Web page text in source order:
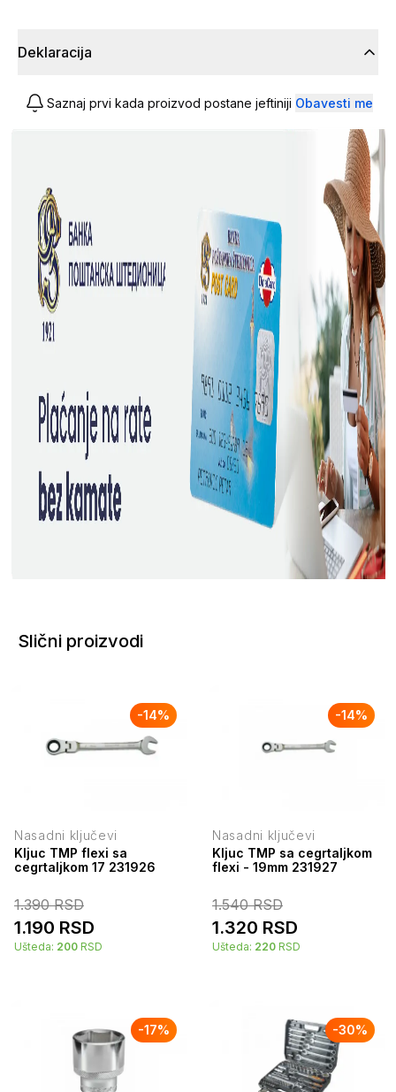
Deklaracija
Saznaj prvi kada proizvod postane jeftiniji Obavesti me
Slični proizvodi
-14%
Nasadni ključevi
Kljuc TMP flexi sa
cegrtaljkom 17 231926
1.390RSD
1.190 RSD
Ušteda: 200 RSD
-14%
Nasadni ključevi
Kljuc TMP sa cegrtaljkom
flexi - 19mm 231927
1.540RSD
1.320 RSD
Ušteda: 220 RSD
-17% -30%